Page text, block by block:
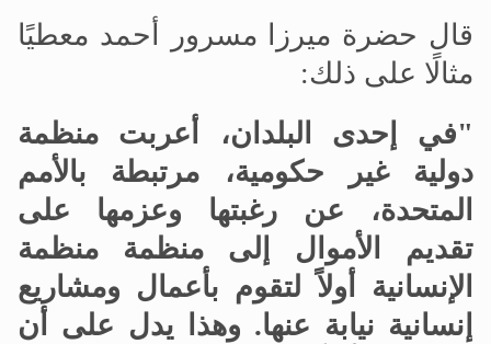
قال حضرة ميرزا مسرور أحمد معطيًا
مثالًا على ذلك:
"في إحدى البلدان، أعربت منظمة
دولية غير حكومية، مرتبطة بالأمم
المتحدة، عن رغبتها وعزمها على
تقديم الأموال إلى منظمة منظمة
الإنسانية أولاً لتقوم بأعمال ومشاريع
إنسانية نيابة عنها. وهذا يدل على أن